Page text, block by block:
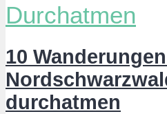
10
durchatmen